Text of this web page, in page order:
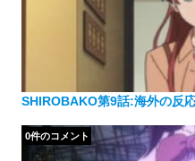
SHIROBAKO第9話:海外の反
0件のコメント